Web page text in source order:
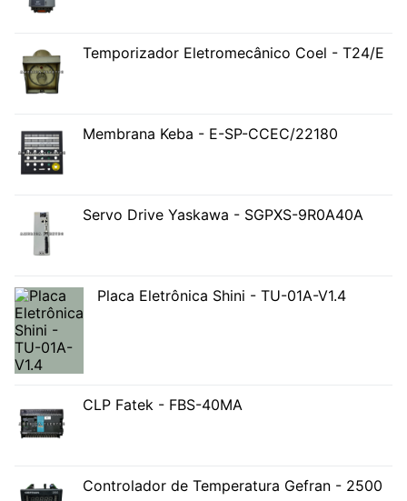
Temporizador Eletromecânico Coel - T24/E
Membrana Keba - E-SP-CCEC/22180
Servo Drive Yaskawa - SGPXS-9R0A40A
Placa Eletrônica Shini - TU-01A-V1.4
CLP Fatek - FBS-40MA
Controlador de Temperatura Gefran - 2500